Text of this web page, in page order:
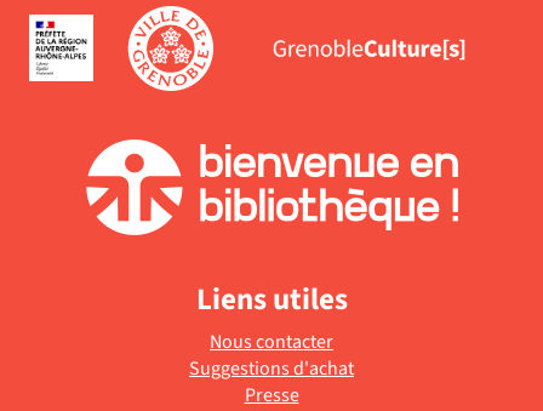
Liens utiles
Nous contacter
Suggestions d'achat
Presse